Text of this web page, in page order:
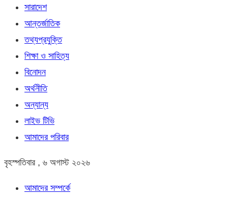
সারাদেশ
আন্তর্জাতিক
তথ্যপ্রযুক্তি
শিক্ষা ও সাহিত্য
বিনোদন
অর্থনীতি
অন্যান্য
লাইভ টিভি
আমাদের পরিবার
বৃহস্পতিবার , ৬ অগাস্ট ২০২৬
আমাদের সম্পর্কে